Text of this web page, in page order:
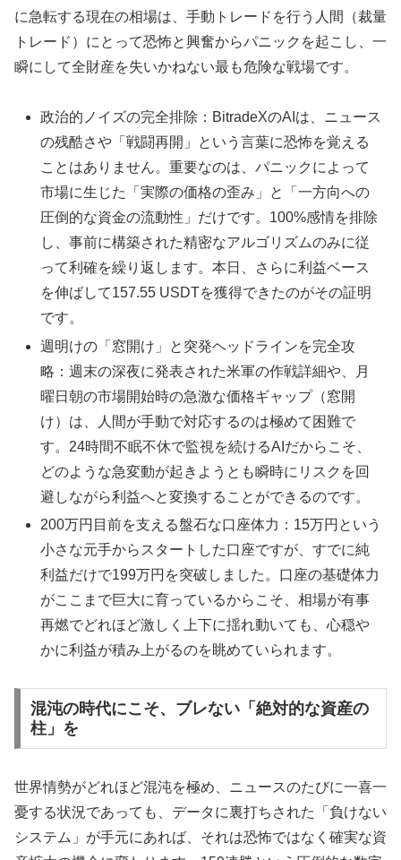
に急転する現在の相場は、手動トレードを行う人間（裁量
トレード）にとって恐怖と興奮からパニックを起こし、一
瞬にして全財産を失いかねない最も危険な戦場です。
政治的ノイズの完全排除：BitradeXのAIは、ニュース
の残酷さや「戦闘再開」という言葉に恐怖を覚える
ことはありません。重要なのは、パニックによって
市場に生じた「実際の価格の歪み」と「一方向への
圧倒的な資金の流動性」だけです。100%感情を排除
し、事前に構築された精密なアルゴリズムのみに従
って利確を繰り返します。本日、さらに利益ベース
を伸ばして157.55 USDTを獲得できたのがその証明
です。
週明けの「窓開け」と突発ヘッドラインを完全攻
略：週末の深夜に発表された米軍の作戦詳細や、月
曜日朝の市場開始時の急激な価格ギャップ（窓開
け）は、人間が手動で対応するのは極めて困難で
す。24時間不眠不休で監視を続けるAIだからこそ、
どのような急変動が起きようとも瞬時にリスクを回
避しながら利益へと変換することができるのです。
200万円目前を支える盤石な口座体力：15万円という
小さな元手からスタートした口座ですが、すでに純
利益だけで199万円を突破しました。口座の基礎体力
がここまで巨大に育っているからこそ、相場が有事
再燃でどれほど激しく上下に揺れ動いても、心穏や
かに利益が積み上がるのを眺めていられます。
混沌の時代にこそ、ブレない「絶対的な資産の
柱」を
世界情勢がどれほど混沌を極め、ニュースのたびに一喜一
憂する状況であっても、データに裏打ちされた「負けない
システム」が手元にあれば、それは恐怖ではなく確実な資